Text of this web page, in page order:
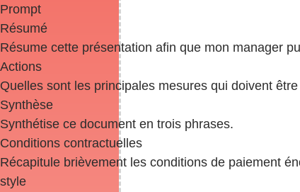
Prompt
Résumé
Résume cette présentation afin que mon manager
Actions
Quelles sont les principales mesures qui doivent
Synthèse
Synthétise ce document en trois phrases.
Conditions contractuelles
Récapitule brièvement les conditions de paiement
style